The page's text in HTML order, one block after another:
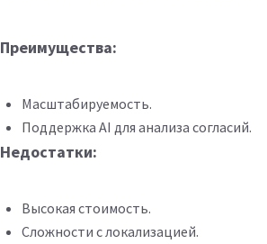
Преимущества:
Масштабируемость.
Поддержка AI для анализа согласий.
Недостатки:
Высокая стоимость.
Сложности с локализацией.